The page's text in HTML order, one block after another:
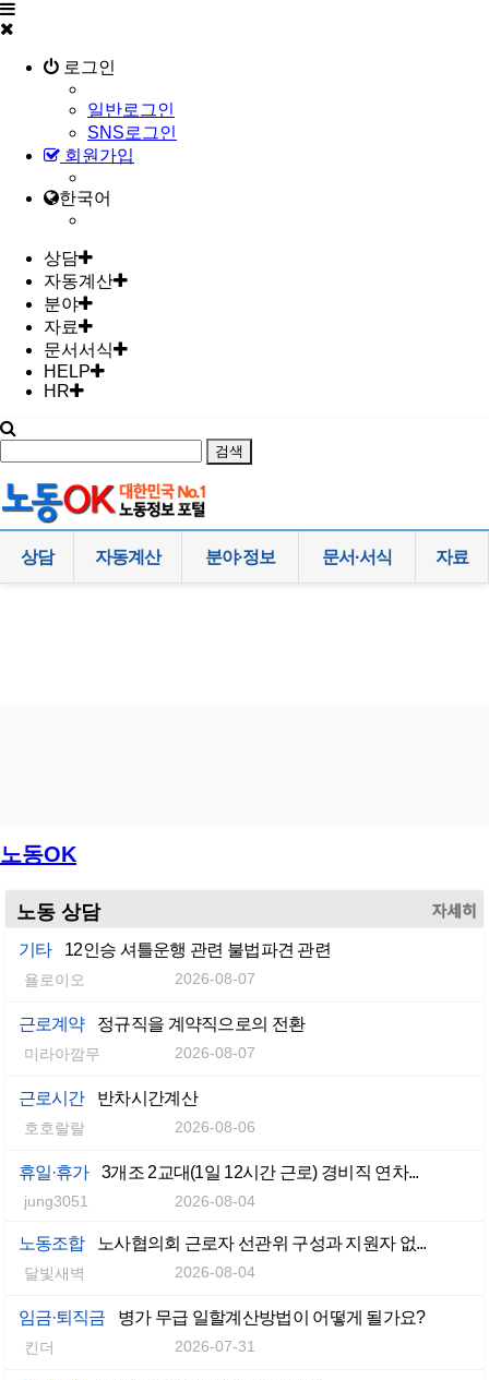
로그인
일반로그인
SNS로그인
회원가입
한국어
상담
자동계산
분야
자료
문서서식
HELP
HR
상담 자동계산 분야·정보 문서·서식 자료
노동OK
노동 상담
기타 12인승 셔틀운행 관련 불법파견 관련
욜로이오 2026-08-07
근로계약 정규직을 계약직으로의 전환
미라아깜무 2026-08-07
근로시간 반차시간계산
호호랄랄 2026-08-06
휴일·휴가 3개조 2교대(1일 12시간 근로) 경비직 연차...
jung3051 2026-08-04
노동조합 노사협의회 근로자 선관위 구성과 지원자 없...
달빛새벽 2026-08-04
임금·퇴직금 병가 무급 일할계산방법이 어떻게 될가요?
킨더 2026-07-31